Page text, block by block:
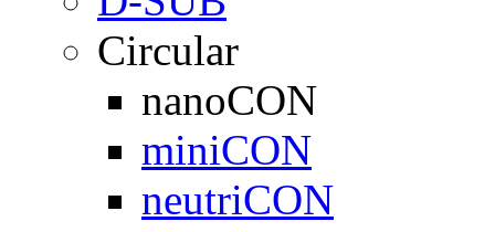
Circular
nanoCON
miniCON
neutriCON